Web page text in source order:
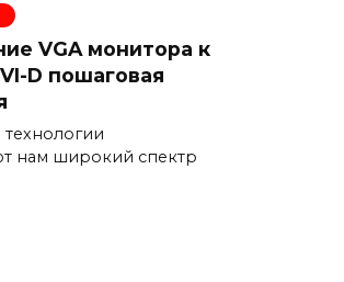
VGA монитора к
D пошаговая
нам широкий спектр